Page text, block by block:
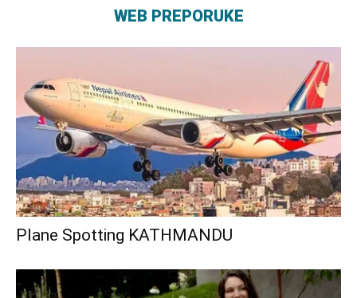
WEB PREPORUKE
Plane Spotting KATHMANDU